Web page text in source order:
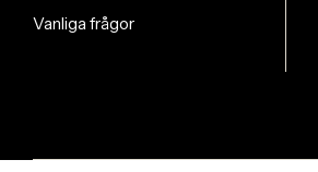
Vanliga frågor